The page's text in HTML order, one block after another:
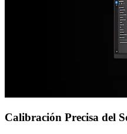
Calibración Precisa del